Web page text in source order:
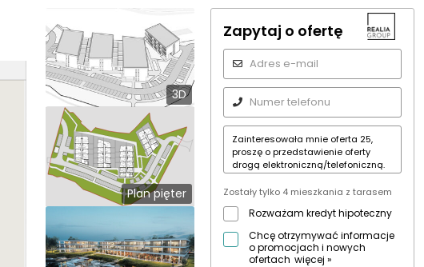
3D
Plan pięter
Zapytaj o ofertę
Zostały tylko 4 mieszkania z tarasem
Rozważam kredyt hipoteczny
Chcę otrzymywać informacje
o promocjach i nowych
ofertach więcej »